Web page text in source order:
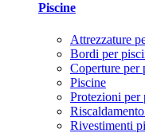
Piscine
Attrezzature
Bordi per
Coperture per
Piscine
Protezioni per
Rivestimenti